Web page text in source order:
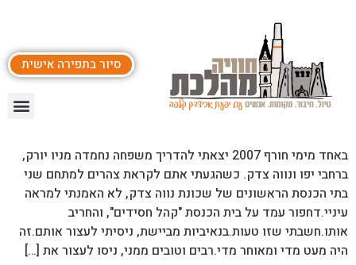
סיור בתפירה אישית
באחד מימי חורף 2007 יצאתי להדריך משפחה נחמדה מניו יורק,
ברחבי יפו ונווה צדק. כשהגעתי אתם לקראת צהרים למתחם שני
בתי הכנסת הראשונים של שכונת נווה צדק, לא האמנתי למראה
עיניי.דחפור עמד על בית הכנסת "קהל חסידים", והחריב
אותו.חשבתי שזו טעות.בנאיביות מביישת, ניסיתי לעצור אותם.זה
היה מעט מדי ומאוחר מדי.רבים וטובים ממני, ניסו לעצור את […]